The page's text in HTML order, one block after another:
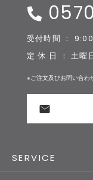
受付時間 ：
定 休 日 ： 土曜
※ご注文及びお問い合わ
SERVICE